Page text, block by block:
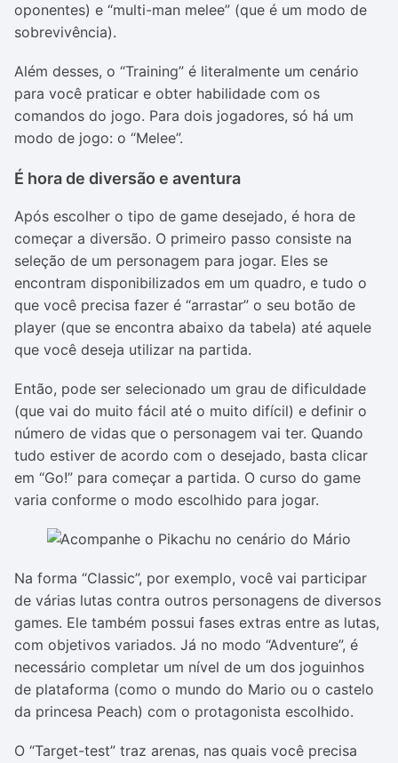
oponentes) e “multi-man melee” (que é um modo de
sobrevivência).
Além desses, o “Training” é literalmente um cenário
para você praticar e obter habilidade com os
comandos do jogo. Para dois jogadores, só há um
modo de jogo: o “Melee”.
É hora de diversão e aventura
Após escolher o tipo de game desejado, é hora de
começar a diversão. O primeiro passo consiste na
seleção de um personagem para jogar. Eles se
encontram disponibilizados em um quadro, e tudo o
que você precisa fazer é “arrastar” o seu botão de
player (que se encontra abaixo da tabela) até aquele
que você deseja utilizar na partida.
Então, pode ser selecionado um grau de dificuldade
(que vai do muito fácil até o muito difícil) e definir o
número de vidas que o personagem vai ter. Quando
tudo estiver de acordo com o desejado, basta clicar
em “Go!” para começar a partida. O curso do game
varia conforme o modo escolhido para jogar.
Na forma “Classic”, por exemplo, você vai participar
de várias lutas contra outros personagens de diversos
games. Ele também possui fases extras entre as lutas,
com objetivos variados. Já no modo “Adventure”, é
necessário completar um nível de um dos joguinhos
de plataforma (como o mundo do Mario ou o castelo
da princesa Peach) com o protagonista escolhido.
O “Target-test” traz arenas, nas quais você precisa